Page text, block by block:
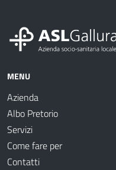
MENU
Azienda
Albo Pretorio
Servizi
Come fare per
Contatti